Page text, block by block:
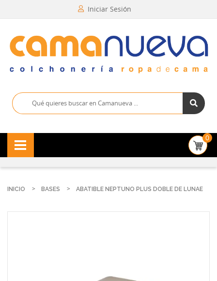
Iniciar Sesión
0
INICIO BASES ABATIBLE NEPTUNO PLUS DOBLE DE LUNAE